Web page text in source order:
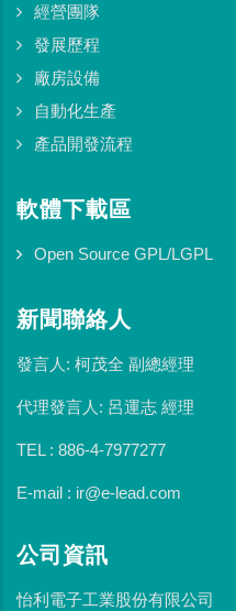
經營團隊
發展歷程
廠房設備
自動化生產
產品開發流程
軟體下載區
Open Source GPL/LGPL
新聞聯絡人
發言人: 柯茂全 副總經理
代理發言人: 呂運志 經理
TEL : 886-4-7977277
E-mail : ir@e-lead.com
公司資訊
怡利電子工業股份有限公司